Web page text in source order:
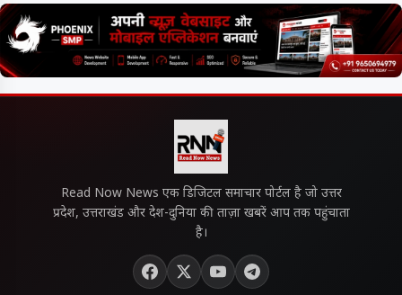
Read Now News एक डिजिटल समाचार पोर्टल है जो उत्तर
प्रदेश, उत्तराखंड और देश-दुनिया की ताज़ा खबरें आप तक पहुंचाता
है।